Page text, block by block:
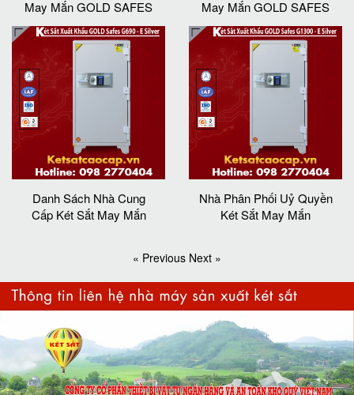
May Mắn GOLD SAFES
May Mắn GOLD SAFES
Danh Sách Nhà Cung
Cấp Két Sắt May Mắn
Nhà Phân Phối Uỷ Quyền
Két Sắt May Mắn
« Previous Next »